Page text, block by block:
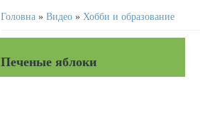
Головна » Видео » Хобби и образование
Печеные яблоки